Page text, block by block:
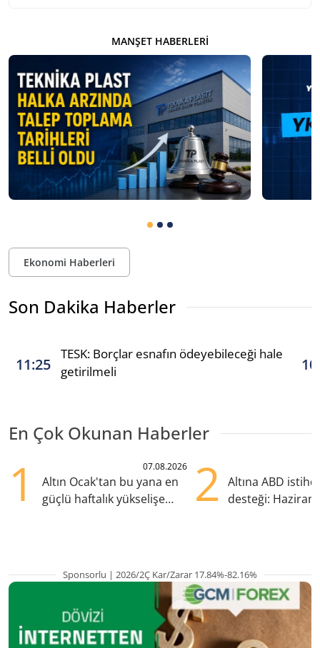
MANŞET HABERLERI
Ekonomi Haberleri
Son Dakika Haberler
11:25
TESK: Borçlar esnafın ödeyebileceği hale
getirilmeli
En Çok Okunan Haberler
1 07.08.2026
Altın Ocak'tan bu yana en
güçlü haftalık yükselişe
2
Altına ABD
desteği:
Sponsorlu | 2026/2Ç Kar/Zarar 17.84%-82.16%